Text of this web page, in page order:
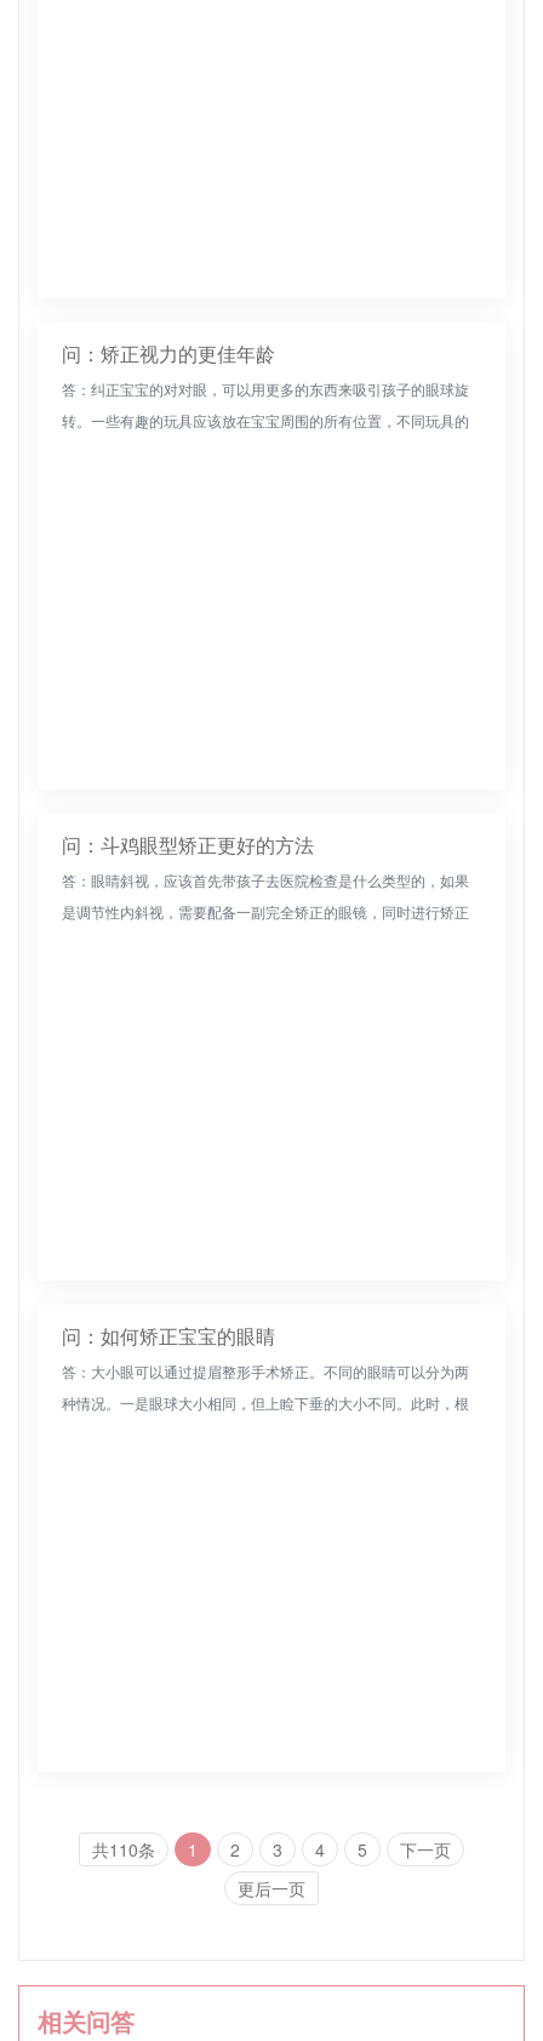
问：矫正视力的更佳年龄
答：纠正宝宝的对对眼，可以用更多的东西来吸引孩子的眼球旋
转。一些有趣的玩具应该放在宝宝周围的所有位置，不同玩具的
问：斗鸡眼型矫正更好的方法
答：眼睛斜视，应该首先带孩子去医院检查是什么类型的，如果
是调节性内斜视，需要配备一副完全矫正的眼镜，同时进行矫正
问：如何矫正宝宝的眼睛
答：大小眼可以通过提眉整形手术矫正。不同的眼睛可以分为两
种情况。一是眼球大小相同，但上睑下垂的大小不同。此时，根
共110条 1 2 3 4 5
下一页
更后一页
相关问答